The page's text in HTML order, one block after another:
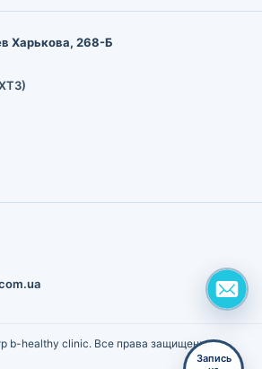
Харькова, 268-Б
b-healthy clinic. Все права защищены.
Запись